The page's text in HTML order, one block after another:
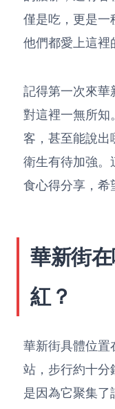
僅是吃，更是一
他們都愛上這裡
記得第一次來華
對這裡一無所知
客，甚至能說出
衛生有待加強。
食心得分享，希
華新街
紅？
華新街具體位置
站，步行約十分
是因為它聚集了